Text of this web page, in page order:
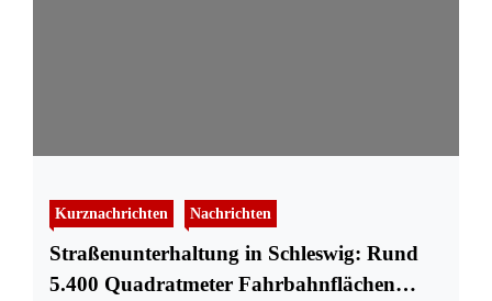
Kurznachrichten Nachrichten
Straßenunterhaltung in Schleswig: Rund
5.400 Quadratmeter Fahrbahnflächen